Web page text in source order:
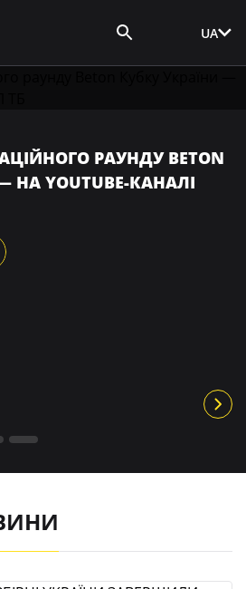
UA
РАУНДУ BETON
НА YOUTUBE-КАНАЛІ